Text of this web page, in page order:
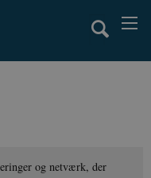
og netværk, der